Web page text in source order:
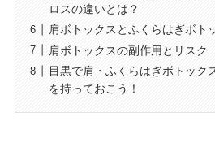
ロスの違いとは？
肩ボトックスとふくらはぎボト
肩ボトックスの副作用とリスク
目黒で肩・ふくらはぎボトック
を持っておこう！